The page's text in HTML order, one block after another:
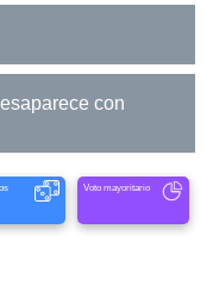
Voto mayoritario